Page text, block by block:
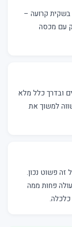
בשקית קרועה –
עם מכסה
ובדרך כלל מלא
למשוך את
זה פשוט נכון.
פחות ממה